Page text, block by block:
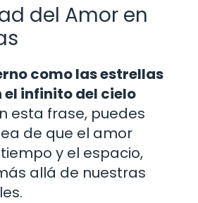
del Amor en
como las estrellas
el infinito del cielo
esta frase, puedes
de que el amor
y el espacio,
allá de nuestras